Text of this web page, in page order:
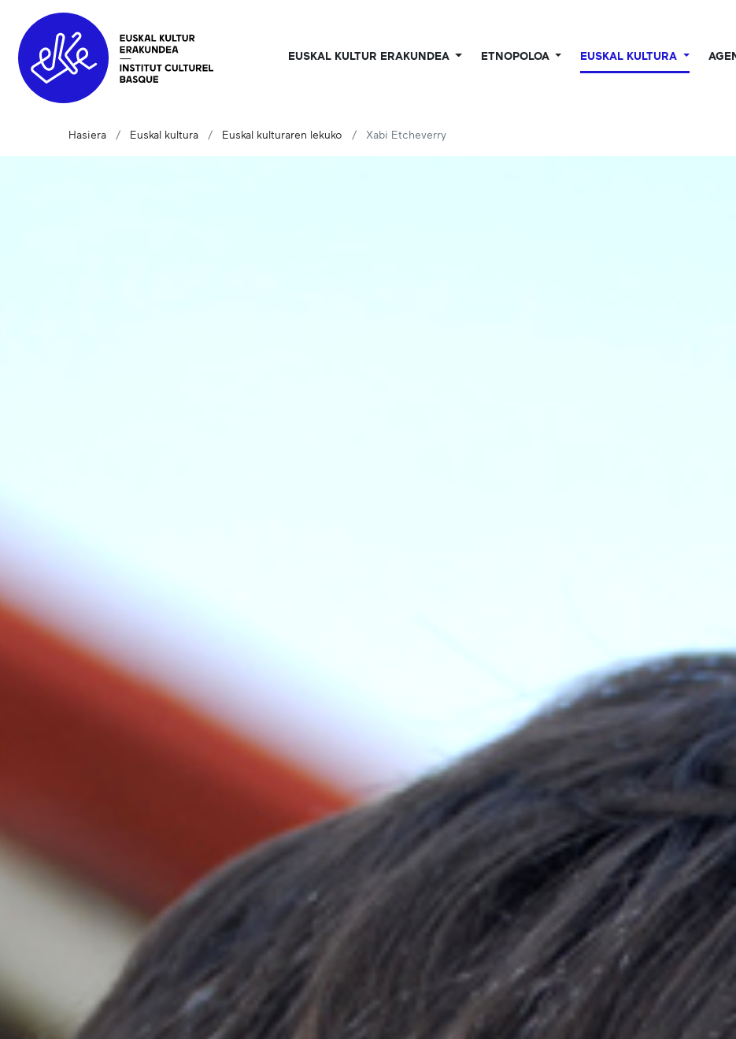
EUSKAL KULTUR ERAKUNDEA ETNOPOLOA EUSKAL KULTURA
Hasiera Euskal kultura Euskal kulturaren lekuko Xabi Etcheverry